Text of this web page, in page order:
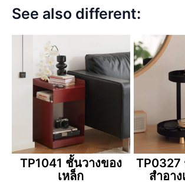
See also different:
TP1041 ชั้นวางของ
เหล็ก
TP0327
สำอา